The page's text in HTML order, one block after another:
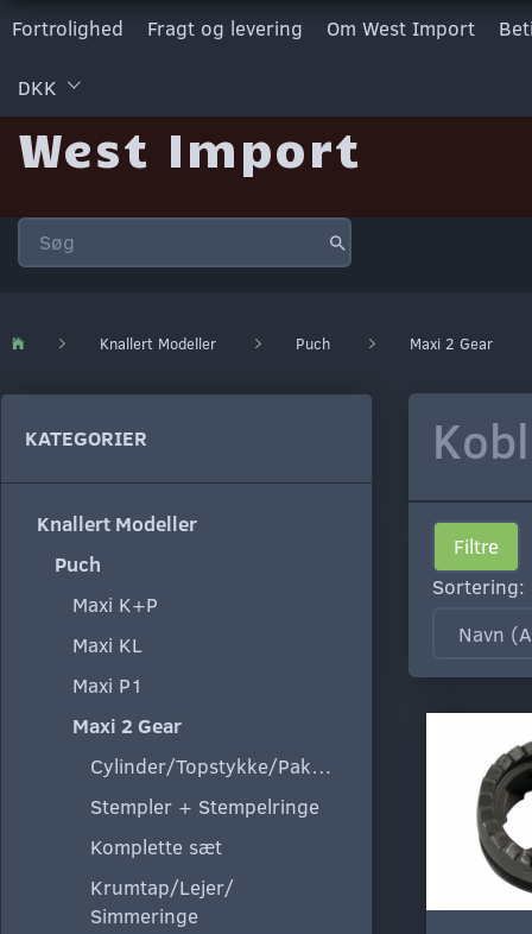
Fortrolighed Fragt og levering Om West Import
DKK
West Import
Knallert Modeller Puch Maxi 2 Gear
KATEGORIER
Knallert Modeller
Puch
Maxi K+P
Maxi KL
Maxi P1
Maxi 2 Gear
Cylinder/Topstykke/Pakning
Stempler + Stempelringe
Komplette sæt
Krumtap/Lejer/
Simmeringe
Filtre
Sortering: